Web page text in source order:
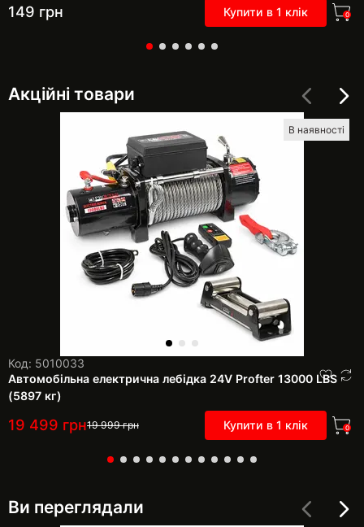
149 грн Купити в 1 клік 0
Акційні товари
В наявності
Код: 5010033
Автомобільна електрична лебідка 24V Profter 13000 LBS
(5897 кг)
19 499 грн19 999грн Купити в 1 клік 0
Ви переглядали